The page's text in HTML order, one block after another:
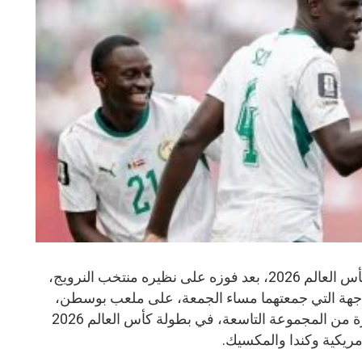
واصل منتخب فرنسا انتصاراته في كأس العالم 2026، بعد فوزه على نظيره منتخب النرويج،
التي جمعتهما مساء الجمعة، على ملعب بوسطن،
ضمن منافسات الجولة الثالثة والأخيرة من المجموعة التاسعة، في بطولة كأس العالم 2026
وكندا والمكسيك.